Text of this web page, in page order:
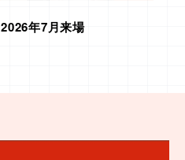
2026年7月来場